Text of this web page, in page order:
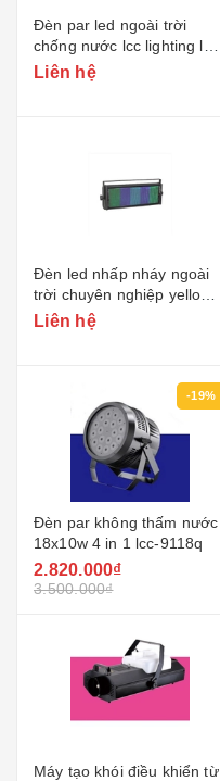
Đèn par led ngoài trời
chống nước lcc lighting lcc-
1191g 54x3w rgbw
Liên hệ
Đèn led nhấp nháy ngoài
trời chuyên nghiệp yellow
river yr-dw1200q
Liên hệ
-19%
Đèn par không thấm nước
18x10w 4 in 1 lcc-9118q
2.820.000₫
3.500.000₫
Máy tạo khói điều khiển từ